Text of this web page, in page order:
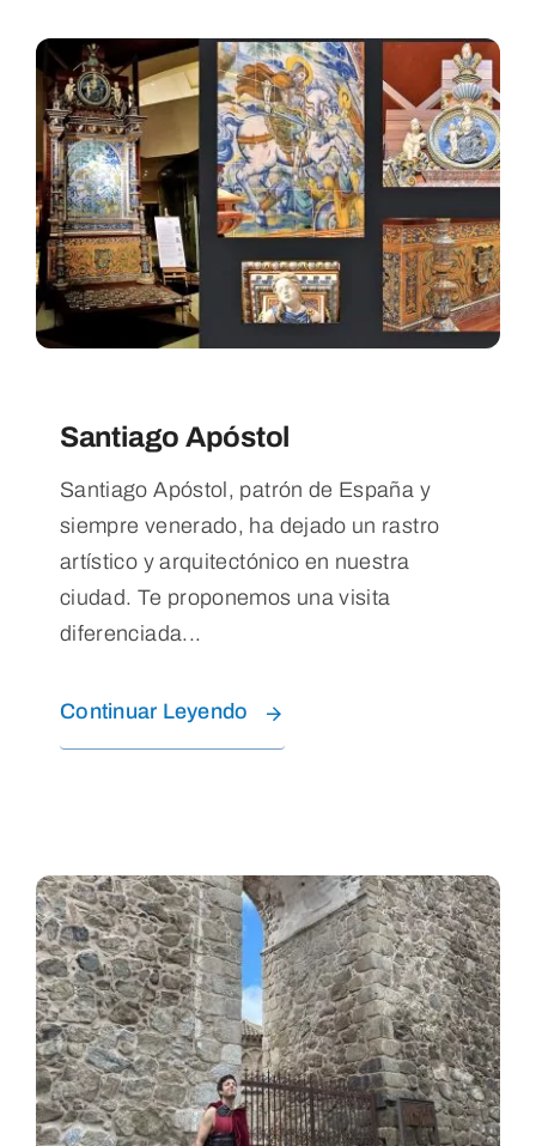
Santiago Apóstol
Santiago Apóstol, patrón de España y
siempre venerado, ha dejado un rastro
artístico y arquitectónico en nuestra
ciudad. Te proponemos una visita
diferenciada...
Continuar Leyendo